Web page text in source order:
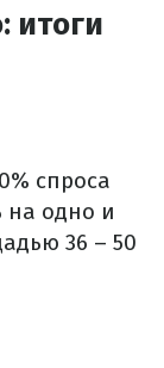
итоги
спроса
одно и
36 – 50